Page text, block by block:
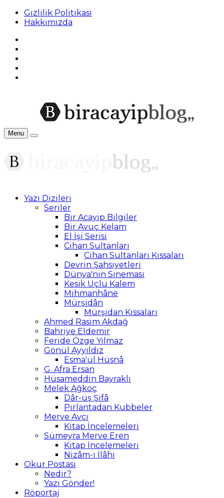
Gizlilik Politikası
Hakkımızda
Menu
Yazı Dizileri
Seriler
Bir Acayip Bilgiler
Bir Avuç Kelam
El İşi Serisi
Cihan Sultanları
Cihan Sultanları Kıssaları
Devrin Şahsiyetleri
Dünya'nın Sineması
Kesik Uçlu Kalem
Mihmanhâne
Mürşidân
Mürşidan Kıssaları
Ahmed Rasim Akdağ
Bahriye Eldemir
Feride Özge Yılmaz
Gönül Ayyıldız
Esma'ül Hüsnâ
G. Afra Ersan
Hüsameddin Bayraklı
Melek Ağkoç
Dâr-üş Şifâ
Pırlantadan Kubbeler
Merve Avcı
Kitap İncelemeleri
Sümeyra Merve Eren
Kitap İncelemeleri
Nizâm-ı İlâhi
Okur Postası
Nedir?
Yazı Gönder!
Röportaj